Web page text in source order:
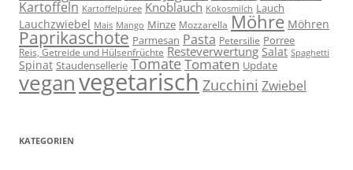
Kartoffeln Kartoffelpüree Knoblauch Kokosmilch Lauch
Lauchzwiebel Mais Mango Minze Mozzarella Möhre Möhren
Paprikaschote Parmesan Pasta Petersilie Porree
Reis, Getreide und Hülsenfrüchte Resteverwertung Salat Spaghetti
Spinat Staudensellerie TomateTomaten Update
veganvegetarischZucchini Zwiebel
KATEGORIEN